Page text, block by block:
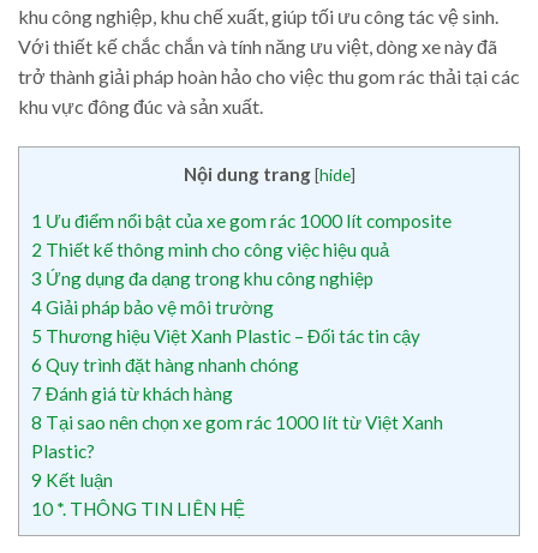
khu công nghiệp, khu chế xuất, giúp tối ưu công tác vệ sinh.
Với thiết kế chắc chắn và tính năng ưu việt, dòng xe này đã
trở thành giải pháp hoàn hảo cho việc thu gom rác thải tại các
khu vực đông đúc và sản xuất.
Nội dung trang [hide]
1 Ưu điểm nổi bật của xe gom rác 1000 lít composite
2 Thiết kế thông minh cho công việc hiệu quả
3 Ứng dụng đa dạng trong khu công nghiệp
4Giải pháp bảo vệ môi trường
5 Thương hiệu Việt Xanh Plastic – Đối tác tin cậy
6 Quy trình đặt hàng nhanh chóng
7 Đánh giá từ khách hàng
8 Tại sao nên chọn xe gom rác 1000 lít từ Việt Xanh
Plastic?
9 Kết luận
10 *. THÔNG TIN LIÊN HỆ